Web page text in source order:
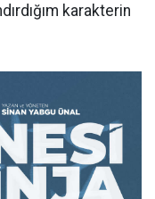
karakterin